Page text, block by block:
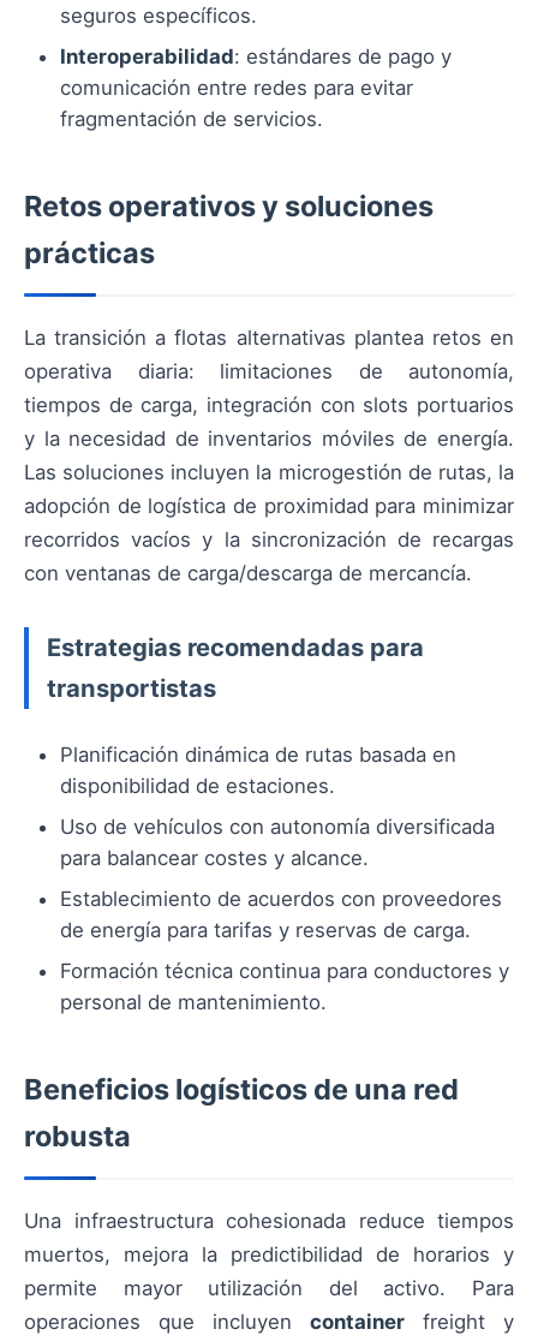
seguros específicos.
Interoperabilidad: estándares de pago y
comunicación entre redes para evitar
fragmentación de servicios.
Retos operativos y soluciones
prácticas
La transición a flotas alternativas plantea retos en
operativa diaria: limitaciones de autonomía,
tiempos de carga, integración con slots portuarios
y la necesidad de inventarios móviles de energía.
Las soluciones incluyen la microgestión de rutas, la
adopción de logística de proximidad para minimizar
recorridos vacíos y la sincronización de recargas
con ventanas de carga/descarga de mercancía.
Estrategias recomendadas para
transportistas
Planificación dinámica de rutas basada en
disponibilidad de estaciones.
Uso de vehículos con autonomía diversificada
para balancear costes y alcance.
Establecimiento de acuerdos con proveedores
de energía para tarifas y reservas de carga.
Formación técnica continua para conductores y
personal de mantenimiento.
Beneficios logísticos de una red
robusta
Una infraestructura cohesionada reduce tiempos
muertos, mejora la predictibilidad de horarios y
permite mayor utilización del activo. Para
operaciones que incluyen container freight y